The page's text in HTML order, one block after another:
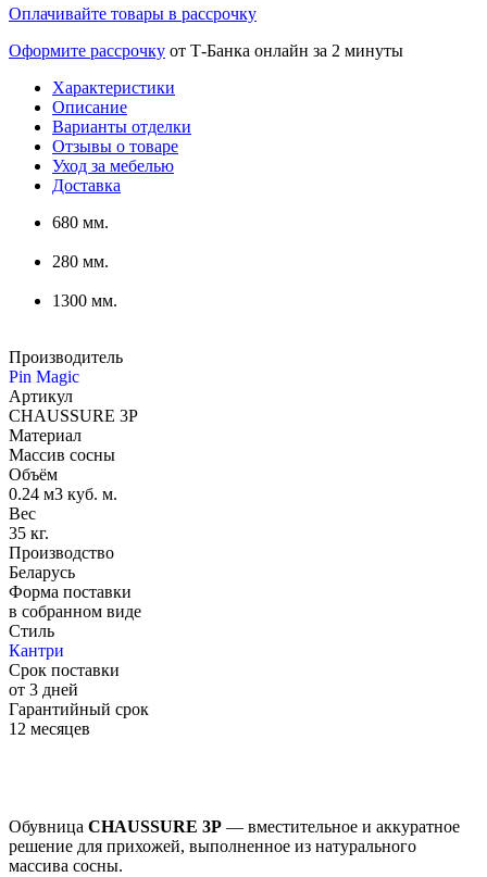
Оплачивайте товары в рассрочку
Оформите рассрочку от Т-Банка онлайн за 2 минуты
Характеристики
Описание
Варианты отделки
Отзывы о товаре
Уход за мебелью
Доставка
680 мм.
280 мм.
1300 мм.
Производитель
Pin Magic
Артикул
CHAUSSURE 3P
Материал
Массив сосны
Объём
0.24 м3 куб. м.
Вес
35 кг.
Производство
Беларусь
Форма поставки
в собранном виде
Стиль
Кантри
Срок поставки
от 3 дней
Гарантийный срок
12 месяцев
Обувница CHAUSSURE 3P — вместительное и аккуратное
решение для прихожей, выполненное из натурального
массива сосны.